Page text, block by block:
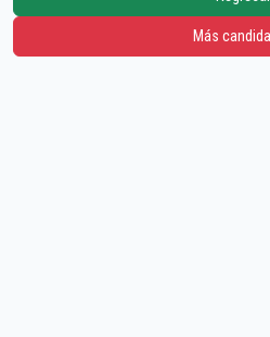
Más